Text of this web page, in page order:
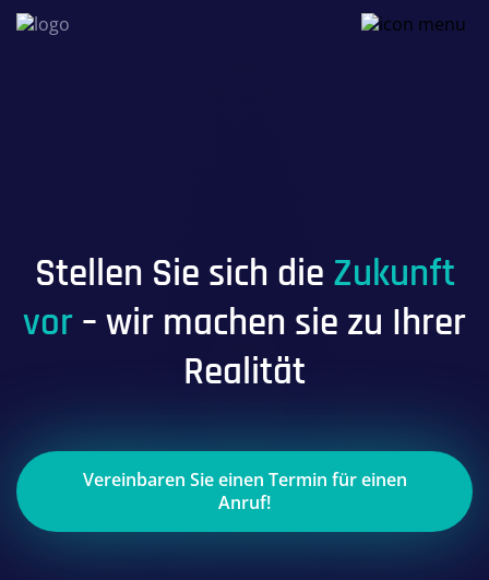
Stellen Sie sich die Zukunft
vor – wir machen sie zu Ihrer
Realität
Vereinbaren Sie einen Termin für einen
Anruf!